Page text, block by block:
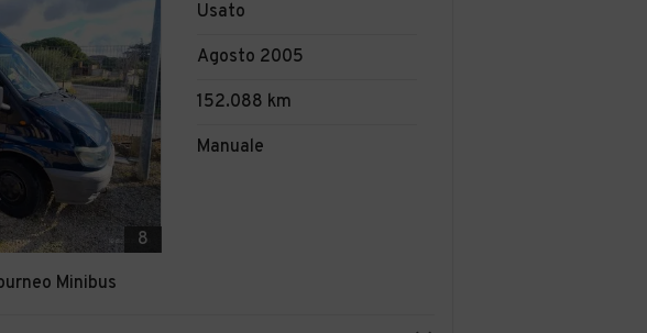
8
Minibus
Usato
Agosto 2005
152.088 km
Manuale